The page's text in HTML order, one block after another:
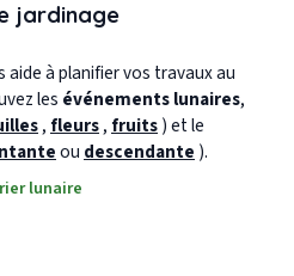
jardinage
aide à planifier vos travaux au
les événements lunaires,
, fleurs, fruits) et le
ou descendante ).
lunaire